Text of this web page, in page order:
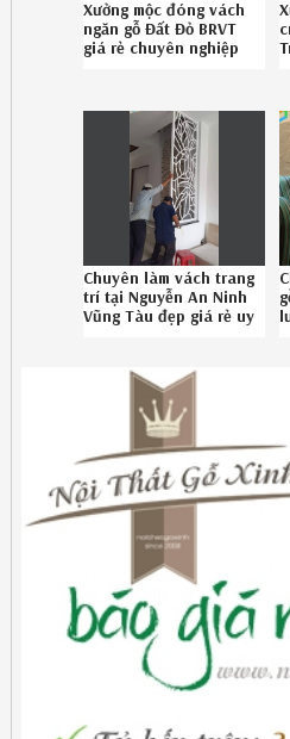
Xưởng mộc đóng vách
ngăn gỗ Đất Đỏ BRVT
giá rẻ chuyên nghiệp
Chuyên làm vách trang
trí tại Nguyễn An Ninh
Vũng Tàu đẹp giá rẻ uy